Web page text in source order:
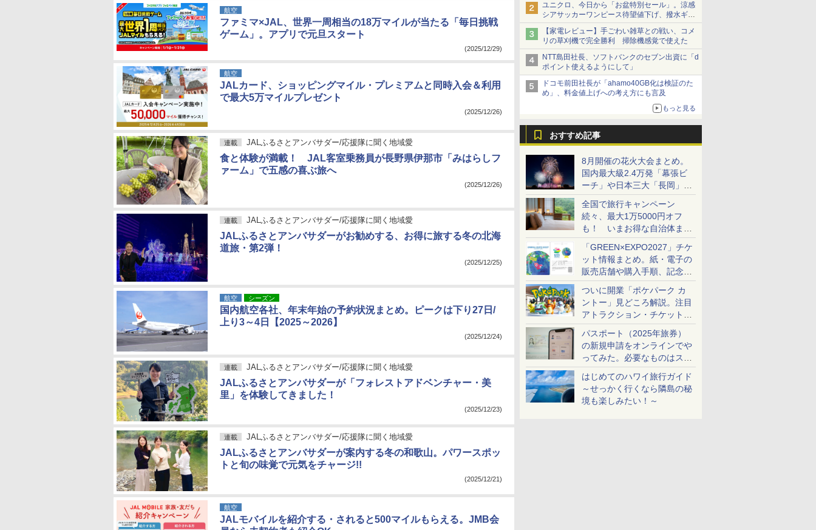
ユニクロ、今日から「お盆特別セール」。涼感
シアサッカーワンピース待望値下げ、撥水ギア
ショーツは1990円に
【家電レビュー】手ごわい雑草との戦い、コメ
リの草刈機で完全勝利 掃除機感覚で使えた
NTT島田社長、ソフトバンクのセブン出資に「d
ポイント使えるようにして」
ドコモ前田社長が「ahamo40GB化は検証のた
め」、料金値上げへの考え方にも言及
もっと見る
おすすめ記事
8月開催の花火大会まとめ。
国内最大級2.4万発「幕張ビ
ーチ」や日本三大「長岡」な
ど大型イベント目白押し！
全国で旅行キャンペーン
続々、最大1万5000円オフ
も！ いまお得な自治体まと
め
「GREEN×EXPO2027」チケ
ット情報まとめ。紙・電子の
販売店舗や購入手順、記念チ
ケットも解説
ついに開業「ポケパーク カ
ントー」見どころ解説。注目
アトラクション・チケット手
配・来場前に必要な準備は？
パスポート（2025年旅券）
の新規申請をオンラインでや
ってみた。必要なものはスマ
ホとマイナカードのみ
はじめてのハワイ旅行ガイド
～せっかく行くなら隣島の秘
境も楽しみたい！～
航空
ファミマ×JAL、世界一周相当の18万マイルが当たる「毎日挑戦
ゲーム」。アプリで元旦スタート
(2025/12/29)
航空
JALカード、ショッピングマイル・プレミアムと同時入会＆利用
で最大5万マイルプレゼント
(2025/12/26)
連載 JALふるさとアンバサダー/応援隊に聞く地域愛
食と体験が満載！ JAL客室乗務員が長野県伊那市「みはらしフ
ァーム」で五感の喜ぶ旅へ
(2025/12/26)
連載 JALふるさとアンバサダー/応援隊に聞く地域愛
JALふるさとアンバサダーがお勧めする、お得に旅する冬の北海
道旅・第2弾！
(2025/12/25)
航空 シーズン
国内航空各社、年末年始の予約状況まとめ。ピークは下り27日/
上り3～4日【2025～2026】
(2025/12/24)
連載 JALふるさとアンバサダー/応援隊に聞く地域愛
JALふるさとアンバサダーが「フォレストアドベンチャー・美
里」を体験してきました！
(2025/12/23)
連載 JALふるさとアンバサダー/応援隊に聞く地域愛
JALふるさとアンバサダーが案内する冬の和歌山。パワースポッ
トと旬の味覚で元気をチャージ!!
(2025/12/21)
航空
JALモバイルを紹介する・されると500マイルもらえる。JMB会